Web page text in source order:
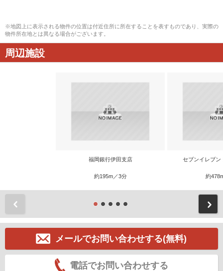
※地図上に表示される物件の位置は付近住所に所在することを表すものであり、実際の
物件所在地とは異なる場合がございます。
周辺施設
福岡銀行伊田支店
約195m／3分
セブンイレブン
約
メールでお問い合わせする(無料)
電話でお問い合わせする